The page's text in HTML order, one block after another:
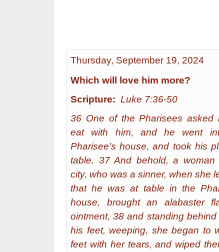
Thursday, September 19, 2024
Which will love him more?
Scripture: Luke 7:36-50
36 One of the Pharisees asked
eat with him, and he went
Pharisee’s house, and took his
table. 37 And behold, a woman
city, who was a sinner, when she
that he was at table in the
house, brought an alabaster
ointment, 38 and standing behind
his feet, weeping, she began to
feet with her tears, and wiped